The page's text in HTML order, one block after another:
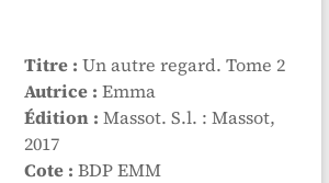
Titre : Un autre regard. Tome 2
Autrice : Emma
Édition : Massot. S.l. : Massot,
2017
Cote : BDP EMM